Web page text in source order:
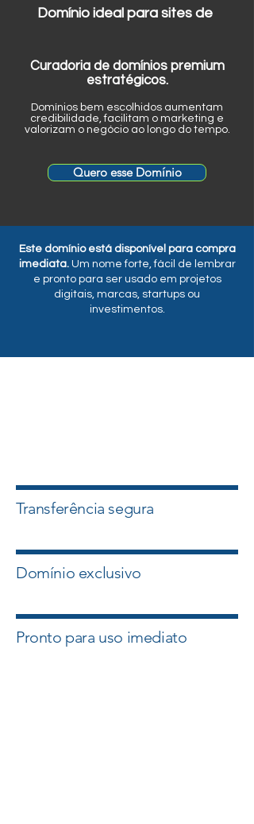
Domínio ideal para sites de
Curadoria de domínios premium
estratégicos.
Domínios bem escolhidos aumentam
credibilidade, facilitam o marketing e
valorizam o negócio ao longo do tempo.
Quero esse Domínio
Este domínio está disponível para compra
imediata. Um nome forte, fácil de lembrar
e pronto para ser usado em projetos
digitais, marcas, startups ou
investimentos.
Transferência segura
Domínio exclusivo
Pronto para uso imediato